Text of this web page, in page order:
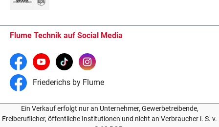
Flume Technik auf Social Media
Friederichs by Flume
Ein Verkauf erfolgt nur an Unternehmer, Gewerbetreibende,
Freiberuflicher, öffentliche Institutionen und nicht an Verbraucher i. S. v.